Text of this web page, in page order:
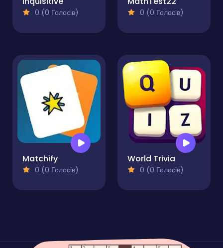
0 (0 Голосів) 0 (0 Голосів)
Matchify
0 (0 Голосів)
World Trivia
0 (0 Голосів)